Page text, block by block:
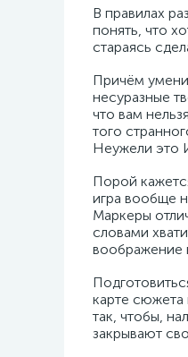
В правилах
понять, что
стараясь
Причём
несуразные
что вам
того
Неужели это
Порой
игра вообще
Маркеры
словами
воображение
карте сюжета
так, чтобы,
закрывают